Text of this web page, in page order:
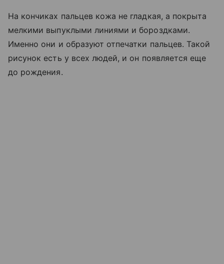
На кончиках пальцев кожа не гладкая, а покрыта
мелкими выпуклыми линиями и бороздками.
Именно они и образуют отпечатки пальцев. Такой
рисунок есть у всех людей, и он появляется еще
до рождения.